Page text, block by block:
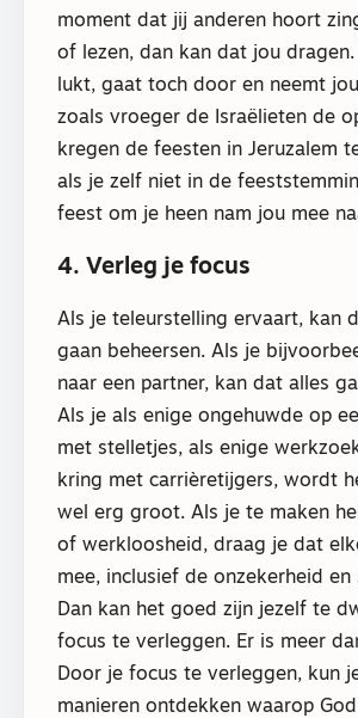
moment dat jij anderen hoort
of lezen, dan kan dat jou
lukt, gaat toch door en neemt
zoals vroeger de Israëlieten de
kregen de feesten in Jeruzalem
als je zelf niet in de
feest om je heen nam jou mee
4. Verleg je focus
Als je teleurstelling ervaart, kan
gaan beheersen. Als je
naar een partner, kan dat alles
Als je als enige ongehuwde op
met stelletjes, als enige
kring met carrièretijgers, wordt
wel erg groot. Als je te maken
of werkloosheid, draag je dat
mee, inclusief de onzekerheid en
Dan kan het goed zijn jezelf te
focus te verleggen. Er is meer
Door je focus te verleggen, kun
manieren ontdekken waarop